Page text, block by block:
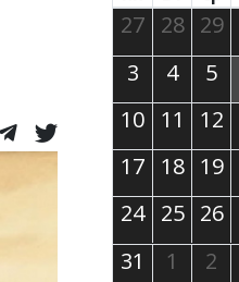
27 28 29
3
4 5
10 11 12
17 18 19
24 25 26
31
1 2